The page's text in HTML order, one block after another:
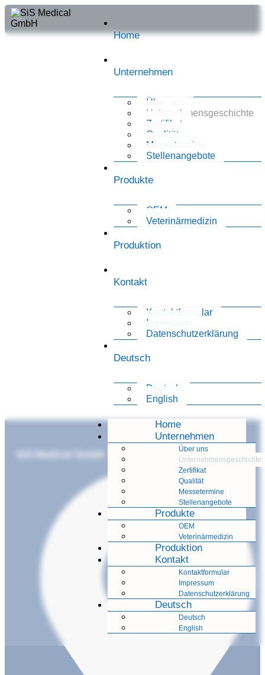
Home
Unternehmen
Über uns
Unternehmensgeschichte
Zertifikat
Qualität
Messetermine
Stellenangebote
Produkte
OEM
Veterinärmedizin
Produktion
Kontakt
Kontaktformular
Impressum
Datenschutzerklärung
Deutsch
Deutsch
English
Home
Unternehmen
Über uns
Unternehmensgeschichte
Zertifikat
Qualität
Messetermine
Stellenangebote
Produkte
OEM
Veterinärmedizin
Produktion
Kontakt
Kontaktformular
Impressum
Datenschutzerklärung
Deutsch
Deutsch
English